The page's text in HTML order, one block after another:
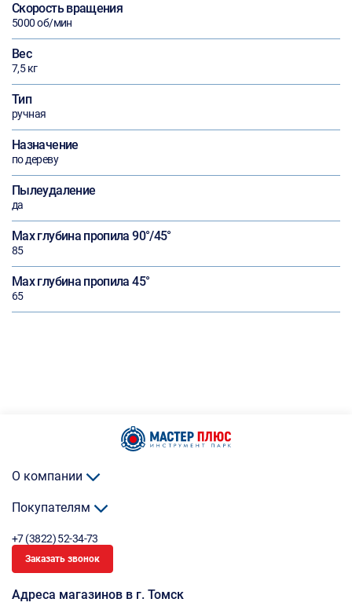
Скорость вращения
5000 об/мин
Вес
7,5 кг
Тип
ручная
Назначение
по дереву
Пылеудаление
да
Max глубина пропила 90°/45°
85
Max глубина пропила 45°
65
О компании
Покупателям
+7 (3822) 52-34-73
Заказать звонок
Адреса магазинов в г. Томск